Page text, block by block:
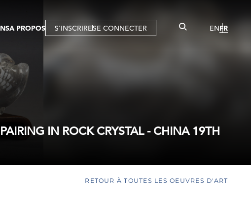
A PROPOS S'INSCRIRESE CONNECTER ENFR
IN ROCK CRYSTAL - CHINA 19TH
RETOUR À TOUTES LES OEUVRES D'ART